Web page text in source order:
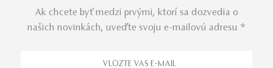
Ak chcete byť medzi prvými, ktorí sa dozvedia o
našich novinkách, uveďte svoju e-mailovú adresu *